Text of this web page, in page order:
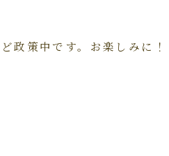
政策中です。お楽しみに